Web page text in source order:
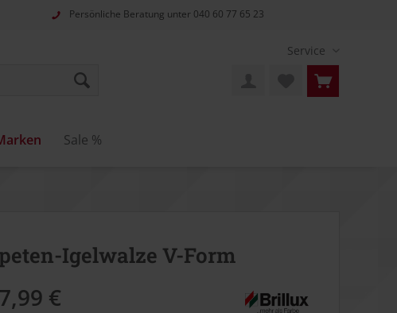
Persönliche Beratung unter 040 60 77 65 23
Service
Sale %
Igelwalze V-Form
€